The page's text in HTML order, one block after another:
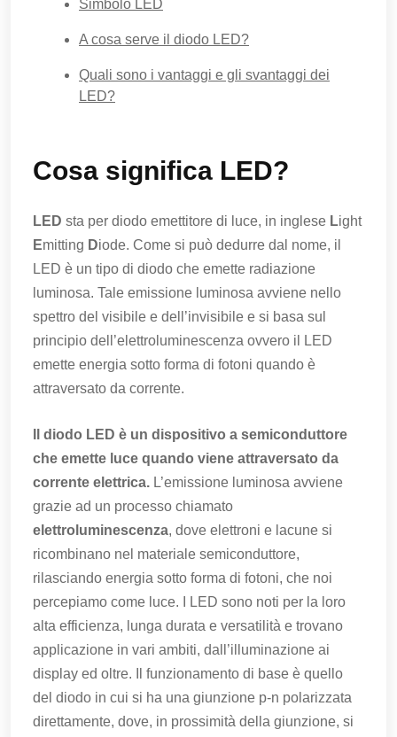
Simbolo LED
A cosa serve il diodo LED?
Quali sono i vantaggi e gli svantaggi dei
LED?
Cosa significa LED?
LED sta per diodo emettitore di luce, in inglese Light
Emitting Diode. Come si può dedurre dal nome, il
LED è un tipo di diodo che emette radiazione
luminosa. Tale emissione luminosa avviene nello
spettro del visibile e dell’invisibile e si basa sul
principio dell’elettroluminescenza ovvero il LED
emette energia sotto forma di fotoni quando è
attraversato da corrente.
Il diodo LED è un dispositivo a semiconduttore
che emette luce quando viene attraversato da
corrente elettrica. L’emissione luminosa avviene
grazie ad un processo chiamato
elettroluminescenza, dove elettroni e lacune si
ricombinano nel materiale semiconduttore,
rilasciando energia sotto forma di fotoni, che noi
percepiamo come luce. I LED sono noti per la loro
alta efficienza, lunga durata e versatilità e trovano
applicazione in vari ambiti, dall’illuminazione ai
display ed oltre. Il funzionamento di base è quello
del diodo in cui si ha una giunzione p-n polarizzata
direttamente, dove, in prossimità della giunzione, si